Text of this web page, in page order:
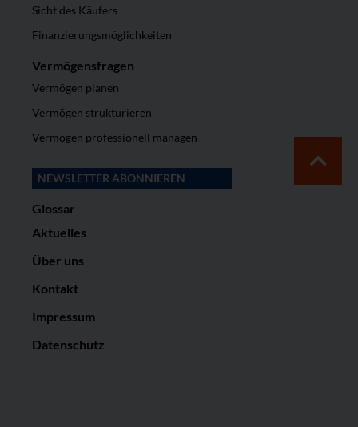
Sicht des Käufers
Finanzierungsmöglichkeiten
Vermögensfragen
Vermögen planen
Vermögen strukturieren
Vermögen professionell managen
NEWSLETTER ABONNIEREN
Glossar
Aktuelles
Über uns
Kontakt
Impressum
Datenschutz